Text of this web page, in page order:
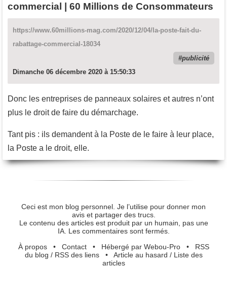
commercial | 60 Millions de Consommateurs
https://www.60millions-mag.com/2020/12/04/la-poste-fait-du-
rabattage-commercial-18034
publicité
Dimanche 06 décembre 2020 à 15:50:33
Donc les entreprises de panneaux solaires et autres n’ont
plus le droit de faire du démarchage.
Tant pis : ils demandent à la Poste de le faire à leur place,
la Poste a le droit, elle.
Ceci est mon blog personnel. Je l’utilise pour donner mon
avis et partager des trucs.
Le contenu des articles est produit par un humain, pas une
IA. Les commentaires sont fermés.
À propos• Contact• Hébergé par Webou-Pro• RSS
du blog / RSS des liens• Article au hasard / Liste des
articles